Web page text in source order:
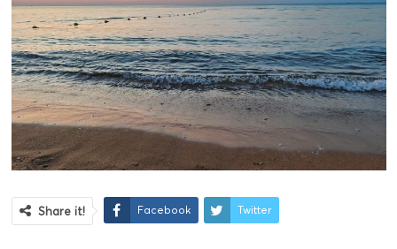
Share it! Facebook Twitter